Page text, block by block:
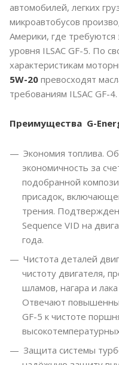
автомобилей, легких
микроавтобусов
Америки, где
уровня ILSAC GF-5. По
характеристикам
5W-20 превосходят
требованиям ILSAC GF-4.
Преимущества G-
Экономия топлива.
экономичность за
подобранной
присадок,
трения.
Sequence VID на
года.
Чистота деталей
чистоту двигателя,
шламов, нагара и
Отвечают
GF-5 к чистоте
Защита системы